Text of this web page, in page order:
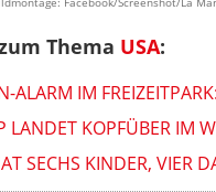
Thema USA:
ALARM IM
LANDET KOPFÜBER IM
SECHS KINDER, VIER